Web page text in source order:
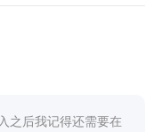
之后我记得还需要在